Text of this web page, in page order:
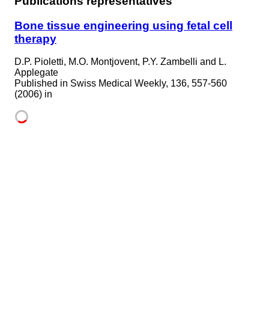
Bone tissue engineering using fetal cell
therapy
D.P. Pioletti, M.O. Montjovent, P.Y. Zambelli and L.
Applegate
Published in Swiss Medical Weekly, 136, 557-560
(2006) in